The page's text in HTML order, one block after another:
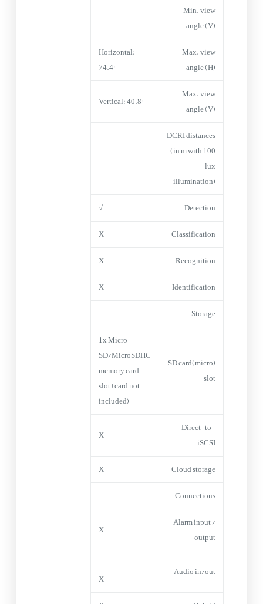
Min. view
angle (V)
Max. view
angle (H)
Horizontal:
74.4°
Max. view
angle (V)
Vertical: 40.8°
DCRI distances
(in m with 100
lux
illumination)
Detection
√
Classification
X
Recognition
X
Identification
X
Storage
(micro)SD card
slot
1x Micro
SD/MicroSDHC
memory card
slot (card not
included)
Direct-to-
iSCSI
X
Cloud storage
X
Connections
Alarm input /
output
X
Audio in/out
X